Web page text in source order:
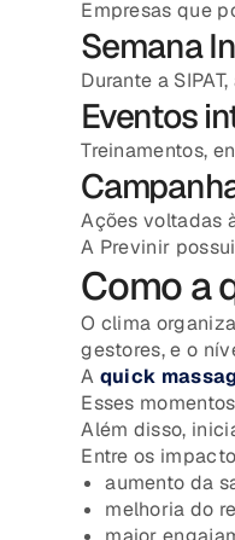
Empresas que
Semana
Durante a
Eventos
Treinamentos,
Ações voltadas
A Previnir
Como a
O clima
gestores, e o
A quick
Esses
Além disso,
Entre os
aumento da
melhoria do